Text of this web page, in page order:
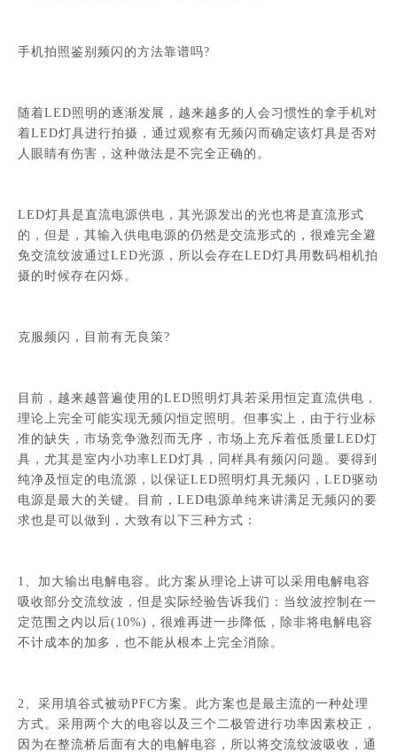
手机拍照鉴别频闪的方法靠谱吗?
随着LED照明的逐渐发展，越来越多的人会习惯性的拿手机对
着LED灯具进行拍摄，通过观察有无频闪而确定该灯具是否对
人眼睛有伤害，这种做法是不完全正确的。
LED灯具是直流电源供电，其光源发出的光也将是直流形式
的，但是，其输入供电电源的仍然是交流形式的，很难完全避
免交流纹波通过LED光源，所以会存在LED灯具用数码相机拍
摄的时候存在闪烁。
克服频闪，目前有无良策?
目前，越来越普遍使用的LED照明灯具若采用恒定直流供电，
理论上完全可能实现无频闪恒定照明。但事实上，由于行业标
准的缺失，市场竞争激烈而无序，市场上充斥着低质量LED灯
具，尤其是室内小功率LED灯具，同样具有频闪问题。要得到
纯净及恒定的电流源，以保证LED照明灯具无频闪，LED驱动
电源是最大的关键。目前，LED电源单纯来讲满足无频闪的要
求也是可以做到，大致有以下三种方式：
1、加大输出电解电容。此方案从理论上讲可以采用电解电容
吸收部分交流纹波，但是实际经验告诉我们：当纹波控制在一
定范围之内以后(10%)，很难再进一步降低，除非将电解电容
不计成本的加多，也不能从根本上完全消除。
2、采用填谷式被动PFC方案。此方案也是最主流的一种处理
方式。采用两个大的电容以及三个二极管进行功率因素校正，
因为在整流桥后面有大的电解电容，所以将交流纹波吸收，通